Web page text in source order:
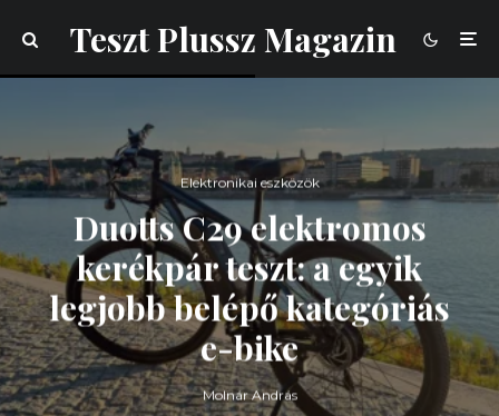
Teszt Plussz Magazin
Elektronikai eszközök
Duotts C29 elektromos
kerékpár teszt: a egyik
legjobb belépő kategóriás
e-bike
Molnár András